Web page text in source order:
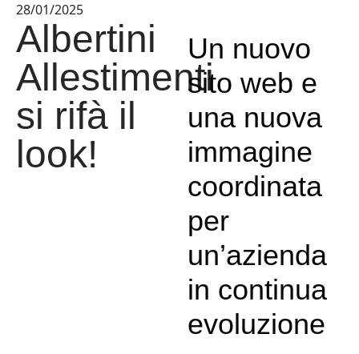
28/01/2025
Albertini
Allestimenti
si rifà il
look!
Un nuovo
sito web e
una nuova
immagine
coordinata
per
un’azienda
in continua
evoluzione